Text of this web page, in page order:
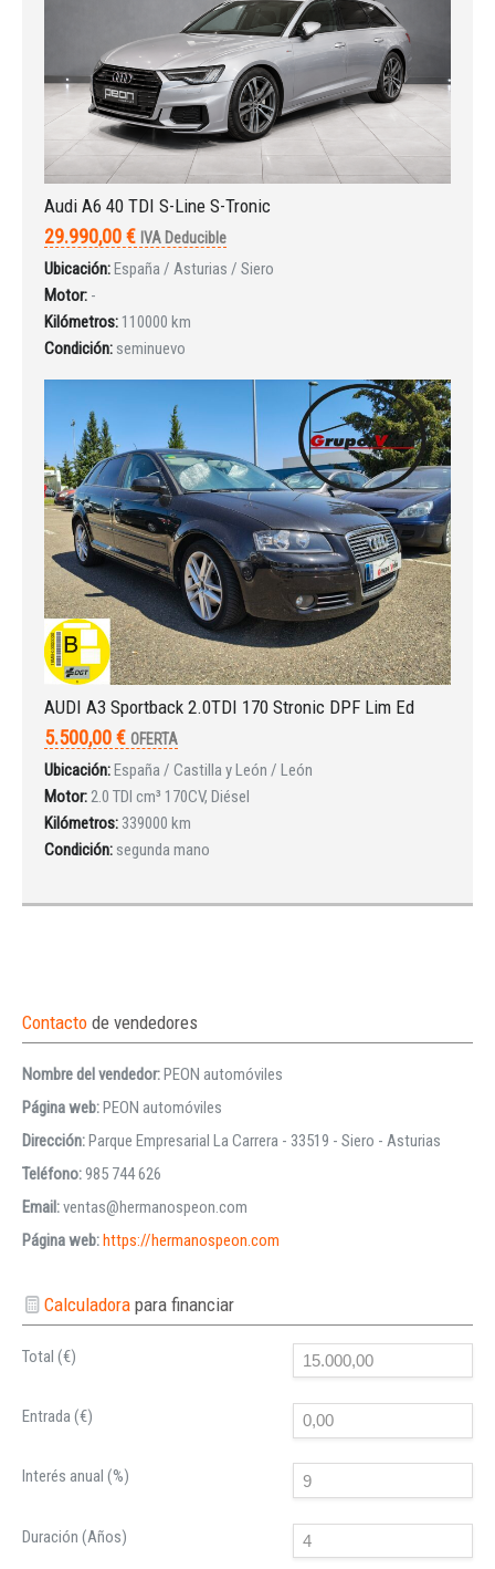
INICIAR SESIÓN
¿Ha olvidado la contraseña?
Audi A6 40 TDI S-Line S-Tronic
29.990,00 € IVA Deducible
Ubicación:España / Asturias / Siero
Motor: -
Kilómetros: 110000 km
Condición: seminuevo
AUDI A3 Sportback 2.0TDI 170 Stronic DPF Lim Ed
5.500,00 € OFERTA
Ubicación:España / Castilla y León / León
Motor:2.0 TDI cm³ 170CV, Diésel
Kilómetros: 339000 km
Condición: segunda mano
Contacto de vendedores
Nombre del vendedor:PEON automóviles
Página web:PEON automóviles
Dirección:Parque Empresarial La Carrera - 33519 - Siero - Asturias
Teléfono:985 744 626
Email:ventas@hermanospeon.com
Página web:https://hermanospeon.com
Calculadorapara financiar
Total (€)
Entrada (€)
Interés anual (%)
Duración (Años)